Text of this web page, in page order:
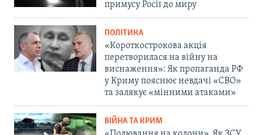
примусу Росії до миру
ПОЛІТИКА
«Короткострокова акція
перетворилася на війну на
виснаження»: Як пропаганда РФ
у Криму пояснює невдачі «СВО»
та залякує «мінними атаками»
ВІЙНА ТА КРИМ